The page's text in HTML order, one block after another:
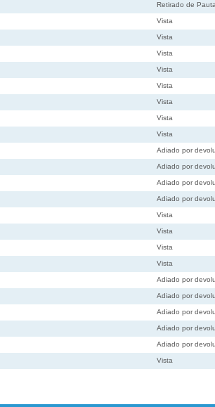
Retirado de
Vista
Vista
Vista
Vista
Vista
Vista
Vista
Vista
Adiado por
Adiado por
Adiado por
Adiado por
Vista
Vista
Vista
Vista
Adiado por
Adiado por
Adiado por
Adiado por
Adiado por
Vista